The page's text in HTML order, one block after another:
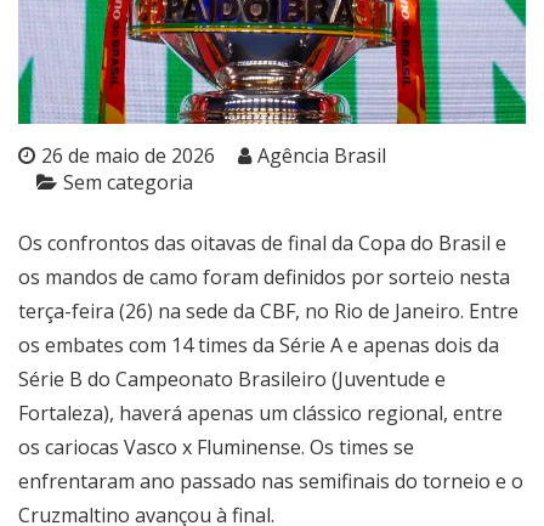
26 de maio de 2026
Agência Brasil
Sem categoria
Os confrontos das oitavas de final da Copa do Brasil e
os mandos de camo foram definidos por sorteio nesta
terça-feira (26) na sede da CBF, no Rio de Janeiro. Entre
os embates com 14 times da Série A e apenas dois da
Série B do Campeonato Brasileiro (Juventude e
Fortaleza), haverá apenas um clássico regional, entre
os cariocas Vasco x Fluminense. Os times se
enfrentaram ano passado nas semifinais do torneio e o
Cruzmaltino avançou à final.